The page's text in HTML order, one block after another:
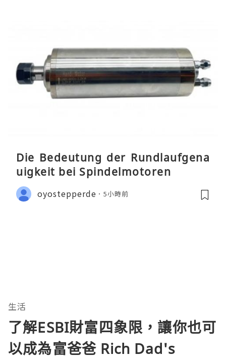
Die Bedeutung der Rundlaufgena
uigkeit bei Spindelmotoren
oyostepperde 5小時前
生活
了解ESBI財富四象限，讓你也可
以成為富爸爸 Rich Dad's